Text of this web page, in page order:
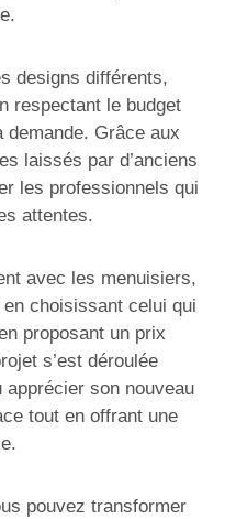
designs différents,
respectant le budget
Grâce aux
laissés par d’anciens
les professionnels qui
attentes.
avec les menuisiers,
choisissant celui qui
proposant un prix
s’est déroulée
son nouveau
tout en offrant une
pouvez transformer